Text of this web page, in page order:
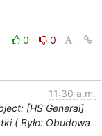
0
0
11:30 a.m.
[HS General]
( Było: Obudowa